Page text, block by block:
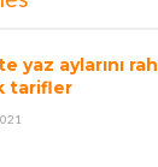
yaz aylarını
tarifler